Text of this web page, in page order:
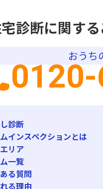
診断に関す
おうち
診断
インスペクションとは
リア
一覧
る質問
る理由